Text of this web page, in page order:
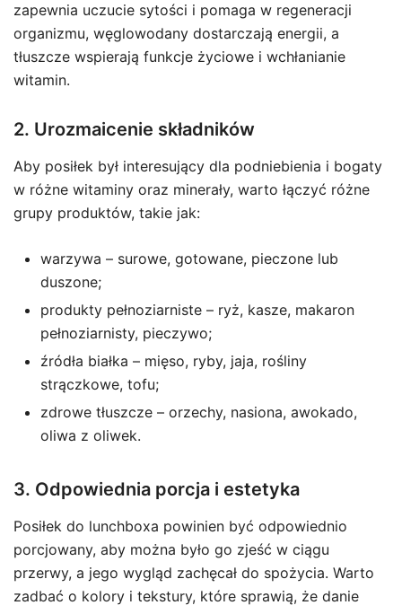
zapewnia uczucie sytości i pomaga w regeneracji
organizmu, węglowodany dostarczają energii, a
tłuszcze wspierają funkcje życiowe i wchłanianie
witamin.
2. Urozmaicenie składników
Aby posiłek był interesujący dla podniebienia i bogaty
w różne witaminy oraz minerały, warto łączyć różne
grupy produktów, takie jak:
warzywa – surowe, gotowane, pieczone lub
duszone;
produkty pełnoziarniste – ryż, kasze, makaron
pełnoziarnisty, pieczywo;
źródła białka – mięso, ryby, jaja, rośliny
strączkowe, tofu;
zdrowe tłuszcze – orzechy, nasiona, awokado,
oliwa z oliwek.
3. Odpowiednia porcja i estetyka
Posiłek do lunchboxa powinien być odpowiednio
porcjowany, aby można było go zjeść w ciągu
przerwy, a jego wygląd zachęcał do spożycia. Warto
zadbać o kolory i tekstury, które sprawią, że danie